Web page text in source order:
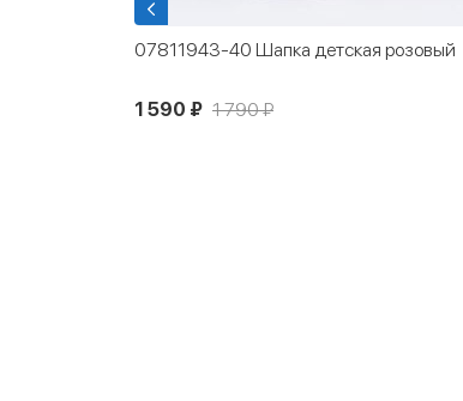
07811943-40 Шапка детская розовый
1 590 ₽ 1 790 ₽